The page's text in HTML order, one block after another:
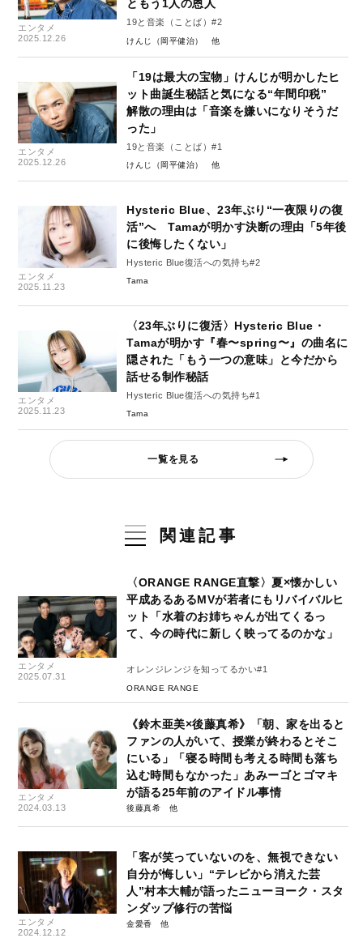
エンタメ
2025.12.26
ともう1人の恩人
19と音楽（ことば）#2
けんじ（岡平健治）
エンタメ
2025.12.26
「19は最大の宝物」けんじが明かしたヒ
ット曲誕生秘話と気になる“年間印税”
解散の理由は「音楽を嫌いになりそうだ
った」
19と音楽（ことば）#1
けんじ（岡平健治）
エンタメ
2025.11.23
Hysteric Blue、23年ぶり“一夜限りの復
活”へ Tamaが明かす決断の理由「5年後
に後悔したくない」
Hysteric Blue復活への気持ち#2
Tama
エンタメ
2025.11.23
〈23年ぶりに復活〉Hysteric Blue・
Tamaが明かす『春〜spring〜』の曲名に
隠された「もう一つの意味」と今だから
話せる制作秘話
Hysteric Blue復活への気持ち#1
Tama
一覧を見る
関連記事
エンタメ
2025.07.31
〈ORANGE RANGE直撃〉夏×懐かしい
平成あるあるMVが若者にもリバイバルヒ
ット「水着のお姉ちゃんが出てくるっ
て、今の時代に新しく映ってるのかな」
オレンジレンジを知ってるかい#1
ORANGE RANGE
エンタメ
2024.03.13
《鈴木亜美×後藤真希》「朝、家を出ると
ファンの人がいて、授業が終わるとそこ
にいる」「寝る時間も考える時間も落ち
込む時間もなかった」あみーゴとゴマキ
が語る25年前のアイドル事情
後藤真希
エンタメ
2024.12.12
「客が笑っていないのを、無視できない
自分が悔しい」“テレビから消えた芸
人”村本大輔が語ったニューヨーク・スタ
ンダップ修行の苦悩
金愛香